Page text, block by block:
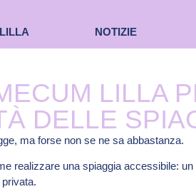
NOTIZIE
LILLA
DELLE
ma forse non se ne sa abbastanza.
realizzare una spiaggia accessibile: